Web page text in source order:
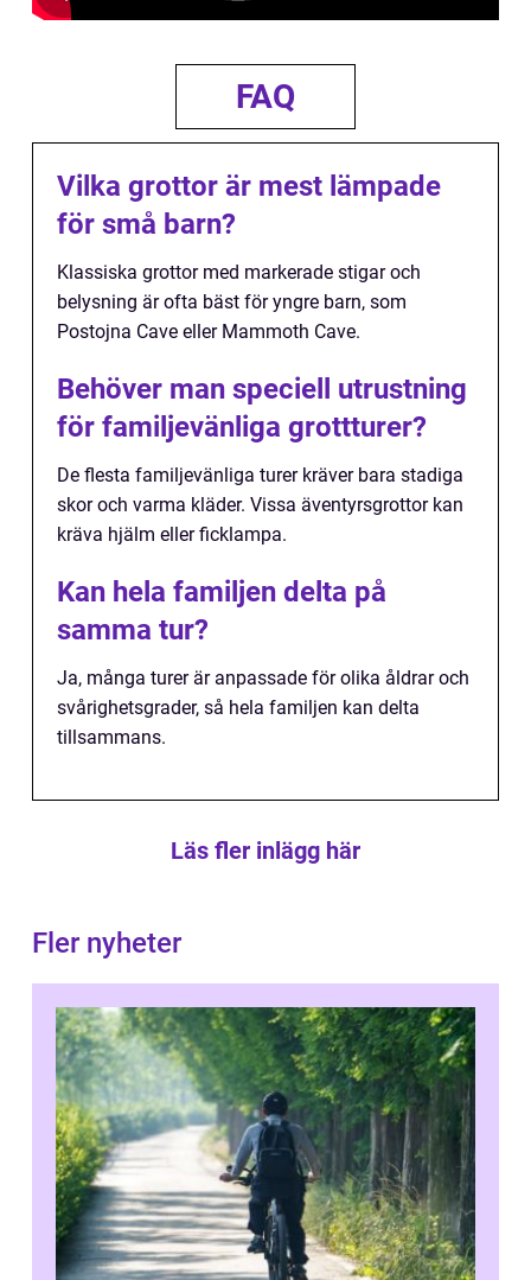
FAQ
Vilka grottor är mest lämpade
för små barn?
Klassiska grottor med markerade stigar och
belysning är ofta bäst för yngre barn, som
Postojna Cave eller Mammoth Cave.
Behöver man speciell utrustning
för familjevänliga grottturer?
De flesta familjevänliga turer kräver bara stadiga
skor och varma kläder. Vissa äventyrsgrottor kan
kräva hjälm eller ficklampa.
Kan hela familjen delta på
samma tur?
Ja, många turer är anpassade för olika åldrar och
svårighetsgrader, så hela familjen kan delta
tillsammans.
Läs fler inlägg här
Fler nyheter